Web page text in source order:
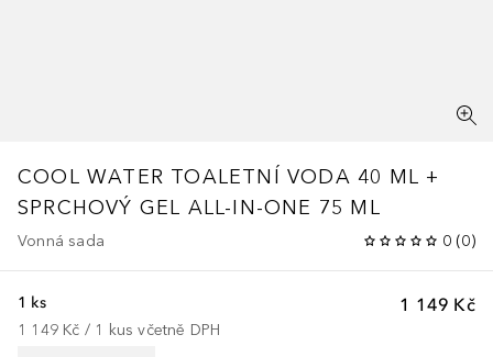
COOL WATER TOALETNÍ VODA 40 ML +
SPRCHOVÝ GEL ALL-IN-ONE 75 ML
Vonná sada 0 (0)
1 149 Kč
1 ks
1 149 Kč / 1 kus včetně DPH